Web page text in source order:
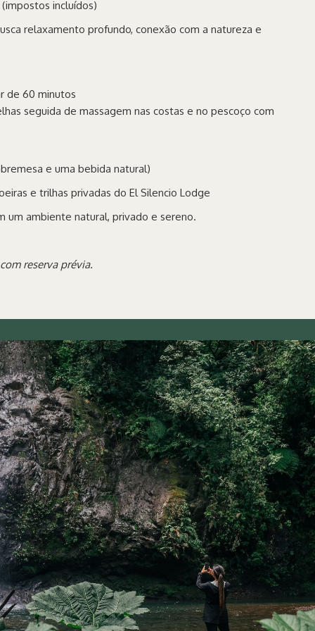
incluídos)
relaxamento profundo, conexão com a natureza e
de 60 minutos
seguida de massagem nas costas e no pescoço com
e uma bebida natural)
e trilhas privadas do El Silencio Lodge
um ambiente natural, privado e sereno.
reserva prévia.